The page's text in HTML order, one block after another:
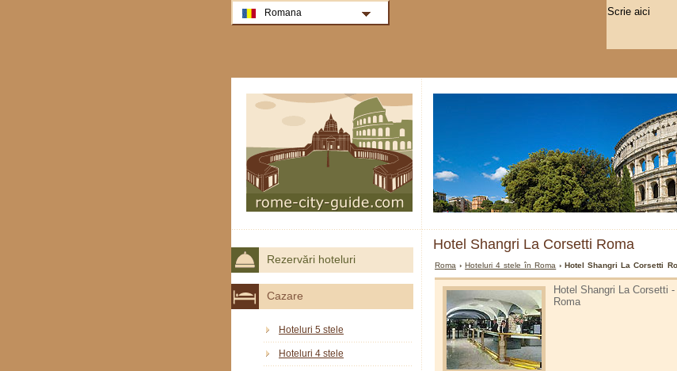
Hotel Shangri La Corsetti Roma
Roma ›Hoteluri 4 stele în Roma › Hotel Shangri La Corsetti
Hotel Shangri La Corsetti
Roma
Rezervări hoteluri
Cazare
Hoteluri 5 stele
Hoteluri 4 stele
Romana